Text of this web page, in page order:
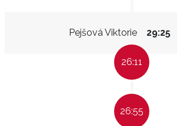
Pejšová Viktorie 29:25
26:11
26:55